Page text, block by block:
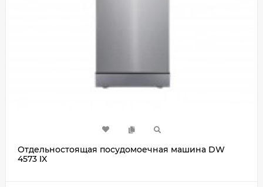
Отдельностоящая посудомоечная машина DW
4573 IX